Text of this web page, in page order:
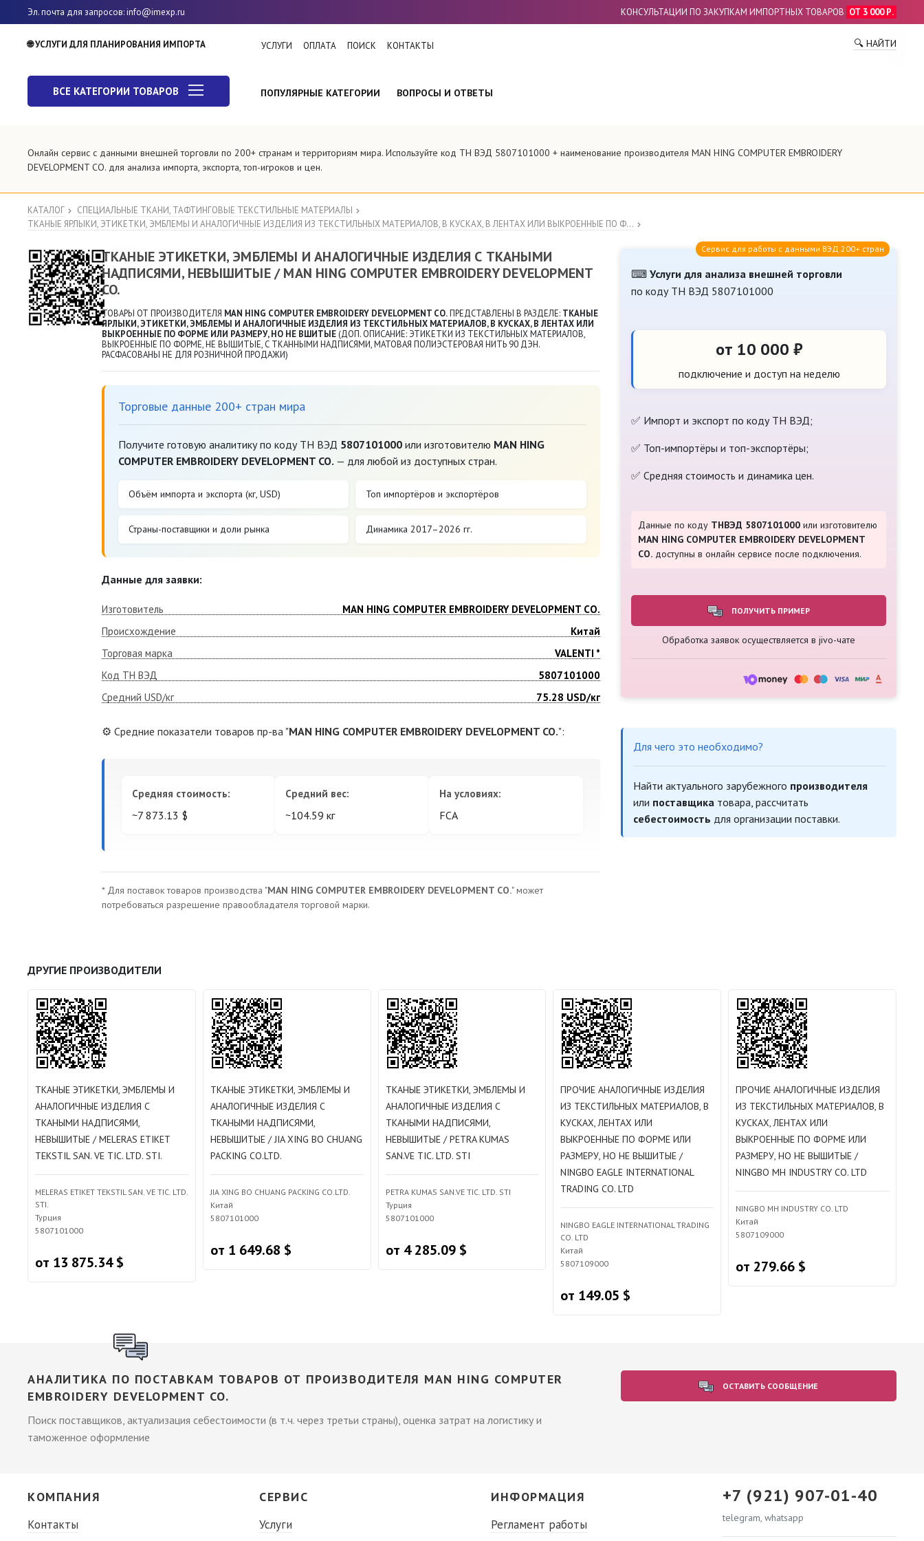
Эл. почта для запросов: info@imexp.ru КОНСУЛЬТАЦИИ ПО ЗАКУПКАМ ИМПОРТНЫХ ТОВАРОВ ОТ 3 000 Р.
🌐 УСЛУГИ ДЛЯ ПЛАНИРОВАНИЯ ИМПОРТА УСЛУГИ ОПЛАТА ПОИСК КОНТАКТЫ 🔍 НАЙТИ
ВСЕ КАТЕГОРИИ ТОВАРОВ ПОПУЛЯРНЫЕ КАТЕГОРИИ ВОПРОСЫ И ОТВЕТЫ
Онлайн сервис с данными внешней торговли по 200+ странам и территориям мира. Используйте код ТН ВЭД 5807101000 + наименование производителя MAN HING COMPUTER EMBROIDERY
DEVELOPMENT CO. для анализа импорта, экспорта, топ-игроков и цен.
КАТАЛОГ
СПЕЦИАЛЬНЫЕ ТКАНИ, ТАФТИНГОВЫЕ ТЕКСТИЛЬНЫЕ МАТЕРИАЛЫ
ТКАНЫЕ ЯРЛЫКИ, ЭТИКЕТКИ, ЭМБЛЕМЫ И АНАЛОГИЧНЫЕ ИЗДЕЛИЯ ИЗ ТЕКСТИЛЬНЫХ МАТЕРИАЛОВ, В КУСКАХ, В ЛЕНТАХ ИЛИ ВЫКРОЕННЫЕ ПО Ф...
ТКАНЫЕ ЭТИКЕТКИ, ЭМБЛЕМЫ И АНАЛОГИЧНЫЕ ИЗДЕЛИЯ С ТКАНЫМИ
НАДПИСЯМИ, НЕВЫШИТЫЕ / MAN HING COMPUTER EMBROIDERY DEVELOPMENT
CO.
ТОВАРЫ ОТ ПРОИЗВОДИТЕЛЯ MAN HING COMPUTER EMBROIDERY DEVELOPMENT CO.ПРЕДСТАВЛЕНЫ В РАЗДЕЛЕ: ТКАНЫЕ
ЯРЛЫКИ, ЭТИКЕТКИ, ЭМБЛЕМЫ И АНАЛОГИЧНЫЕ ИЗДЕЛИЯ ИЗ ТЕКСТИЛЬНЫХ МАТЕРИАЛОВ, В КУСКАХ, В ЛЕНТАХ ИЛИ
ВЫКРОЕННЫЕ ПО ФОРМЕ ИЛИ РАЗМЕРУ, НО НЕ ВШИТЫЕ(ДОП. ОПИСАНИЕ: ЭТИКЕТКИ ИЗ ТЕКСТИЛЬНЫХ МАТЕРИАЛОВ,
ВЫКРОЕННЫЕ ПО ФОРМЕ, НЕ ВЫШИТЫЕ, С ТКАННЫМИ НАДПИСЯМИ, МАТОВАЯ ПОЛИЭСТЕРОВАЯ НИТЬ 90 ДЭН.
РАСФАСОВАНЫ НЕ ДЛЯ РОЗНИЧНОЙ ПРОДАЖИ)
Торговые данные 200+ стран мира
Получите готовую аналитику по коду ТН ВЭД 5807101000или изготовителю MAN HING
COMPUTER EMBROIDERY DEVELOPMENT CO. — для любой из доступных стран.
Объём импорта и экспорта (кг, USD) Топ импортёров и экспортёров
Страны-поставщики и доли рынка Динамика 2017–2026 гг.
Данные для заявки:
Изготовитель
MAN HING COMPUTER EMBROIDERY DEVELOPMENT CO.
Происхождение
Китай
Торговая марка
VALENTI *
Код ТН ВЭД
5807101000
Средний USD/кг
75.28 USD/кг
⚙️ Средние показатели товаров пр-ва "MAN HING COMPUTER EMBROIDERY DEVELOPMENT CO.":
Средняя стоимость:
~7 873.13 $
Средний вес:
~104.59 кг
На условиях:
FCA
* Для поставок товаров производства "MAN HING COMPUTER EMBROIDERY DEVELOPMENT CO." может
потребоваться разрешение правообладателя торговой марки.
⌨ Услуги для анализа внешней торговли
по коду ТН ВЭД 5807101000
Сервис для работы с данными ВЭД 200+ стран
от 10 000 ₽
подключение и доступ на неделю
✅ Импорт и экспорт по коду ТН ВЭД;
✅ Топ-импортёры и топ-экспортёры;
✅ Средняя стоимость и динамика цен.
Данные по коду ТНВЭД 5807101000или изготовителю
MAN HING COMPUTER EMBROIDERY DEVELOPMENT
CO.доступны в онлайн сервисе после подключения.
ПОЛУЧИТЬ ПРИМЕР
Обработка заявок осуществляется в jivo-чате
Для чего это необходимо?
Найти актуального зарубежного производителя
или поставщикатовара, рассчитать
себестоимость для организации поставки.
ДРУГИЕ ПРОИЗВОДИТЕЛИ
ТКАНЫЕ ЭТИКЕТКИ, ЭМБЛЕМЫ И
АНАЛОГИЧНЫЕ ИЗДЕЛИЯ С
ТКАНЫМИ НАДПИСЯМИ,
НЕВЫШИТЫЕ / MELERAS ETIKET
TEKSTIL SAN. VE TIC. LTD. STI.
MELERAS ETIKET TEKSTIL SAN. VE TIC. LTD.
STI.
Турция
5807101000
от 13 875.34 $
ТКАНЫЕ ЭТИКЕТКИ, ЭМБЛЕМЫ И
АНАЛОГИЧНЫЕ ИЗДЕЛИЯ С
ТКАНЫМИ НАДПИСЯМИ,
НЕВЫШИТЫЕ / JIA XING BO CHUANG
PACKING CO.LTD.
JIA XING BO CHUANG PACKING CO.LTD.
Китай
5807101000
от 1 649.68 $
ТКАНЫЕ ЭТИКЕТКИ, ЭМБЛЕМЫ И
АНАЛОГИЧНЫЕ ИЗДЕЛИЯ С
ТКАНЫМИ НАДПИСЯМИ,
НЕВЫШИТЫЕ / PETRA KUMAS
SAN.VE TIC. LTD. STI
PETRA KUMAS SAN.VE TIC. LTD. STI
Турция
5807101000
от 4 285.09 $
ПРОЧИЕ АНАЛОГИЧНЫЕ ИЗДЕЛИЯ
ИЗ ТЕКСТИЛЬНЫХ МАТЕРИАЛОВ, В
КУСКАХ, ЛЕНТАХ ИЛИ
ВЫКРОЕННЫЕ ПО ФОРМЕ ИЛИ
РАЗМЕРУ, НО НЕ ВЫШИТЫЕ /
NINGBO EAGLE INTERNATIONAL
TRADING CO. LTD
NINGBO EAGLE INTERNATIONAL TRADING
CO. LTD
Китай
5807109000
от 149.05 $
ПРОЧИЕ АНАЛОГИЧНЫЕ ИЗДЕЛИЯ
ИЗ ТЕКСТИЛЬНЫХ МАТЕРИАЛОВ, В
КУСКАХ, ЛЕНТАХ ИЛИ
ВЫКРОЕННЫЕ ПО ФОРМЕ ИЛИ
РАЗМЕРУ, НО НЕ ВЫШИТЫЕ /
NINGBO MH INDUSTRY CO. LTD
NINGBO MH INDUSTRY CO. LTD
Китай
5807109000
от 279.66 $
АНАЛИТИКА ПО ПОСТАВКАМ ТОВАРОВ ОТ ПРОИЗВОДИТЕЛЯ MAN HING COMPUTER
EMBROIDERY DEVELOPMENT CO.
Поиск поставщиков, актуализация себестоимости (в т.ч. через третьи страны), оценка затрат на логистику и
таможенное оформление
ОСТАВИТЬ СООБЩЕНИЕ
КОМПАНИЯ
Контакты
СЕРВИС
Услуги
ИНФОРМАЦИЯ
Регламент работы
+7 (921) 907-01-40
telegram, whatsapp